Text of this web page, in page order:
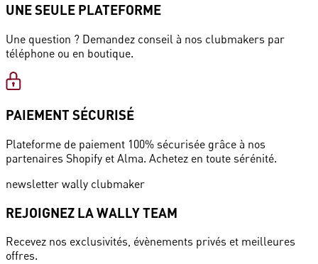
UNE SEULE PLATEFORME
Une question ? Demandez conseil à nos clubmakers par
téléphone ou en boutique.
PAIEMENT SÉCURISÉ
Plateforme de paiement 100% sécurisée grâce à nos
partenaires Shopify et Alma. Achetez en toute sérénité.
newsletter wally clubmaker
REJOIGNEZ LA WALLY TEAM
Recevez nos exclusivités, évènements privés et meilleures
offres.